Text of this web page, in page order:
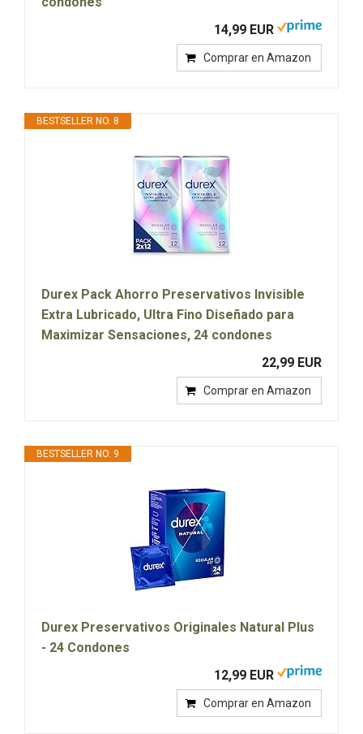
14,99 EUR
Comprar en Amazon
BESTSELLER NO. 8
Durex Pack Ahorro Preservativos Invisible
Extra Lubricado, Ultra Fino Diseñado para
Maximizar Sensaciones, 24 condones
22,99 EUR
Comprar en Amazon
BESTSELLER NO. 9
Durex Preservativos Originales Natural Plus
- 24 Condones
12,99 EUR
Comprar en Amazon